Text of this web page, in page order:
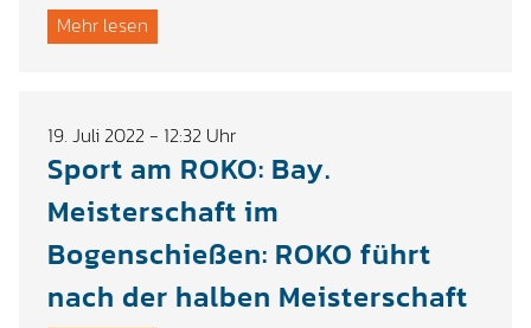
Mehr lesen
19. Juli 2022 - 12:32 Uhr
Sport am ROKO: Bay.
Meisterschaft im
Bogenschießen: ROKO führt
nach der halben Meisterschaft